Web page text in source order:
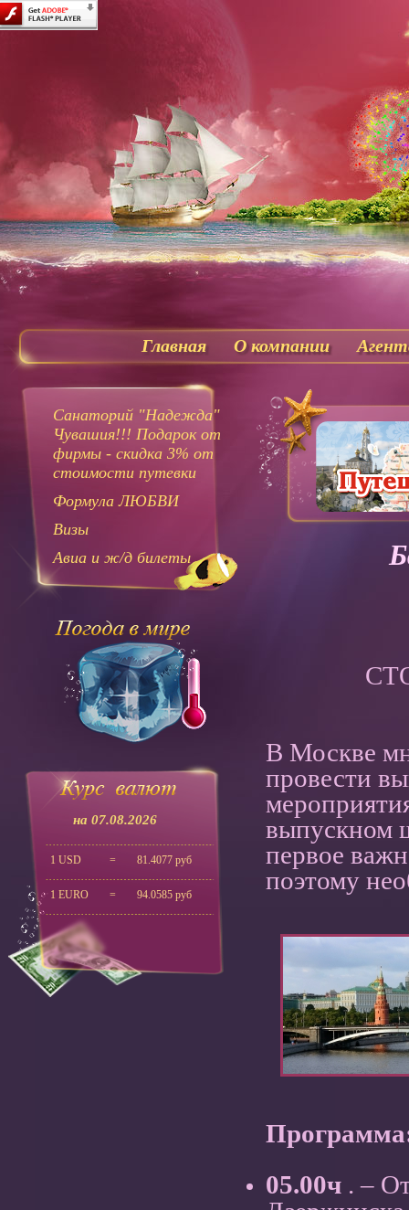
Главная О компании
Санаторий "Надежда"
Чувашия!!! Подарок от
фирмы - скидка 3% от
стоимости путевки
Формула ЛЮБВИ
Визы
Авиа и ж/д билеты
на 07.08.2026
1 USD = 81.4077 руб
1 EURO = 94.0585 руб
В Москве
провести
выпускном
первое
поэтому
05.00ч . –